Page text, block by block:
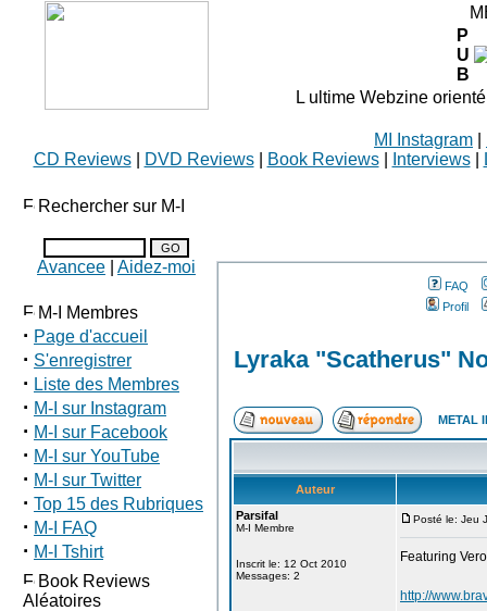
P
U
B
L ultime Webzine
MI Instagram
CD Reviews| DVD Reviews| Book Reviews| Interviews|
Rechercher sur M-I
Avancee Aidez-moi
M-I Membres
· Page d'accueil
· S'enregistrer
· Liste des Membres
· M-I sur Instagram
· M-I sur Facebook
· M-I sur YouTube
· M-I sur Twitter
· Top 15 des Rubriques
· M-I FAQ
· M-I Tshirt
Book Reviews
Aléatoires
FAQ
Profil
Lyraka "Scatherus"
METAL
Auteur
Parsifal
M-I Membre
Inscrit le: 12 Oct 2010
Messages: 2
Posté le: Jeu
Featuring
http://